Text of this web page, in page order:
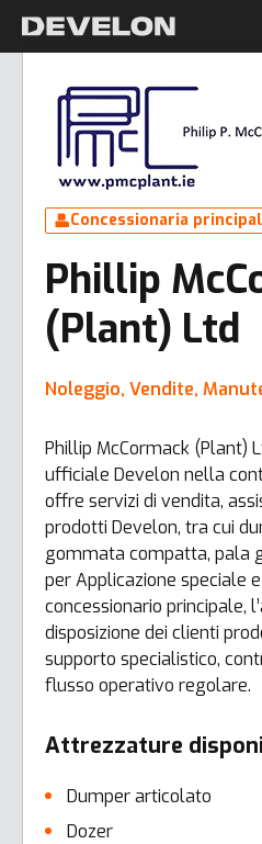
Concessionaria
Phillip
(Plant) Ltd
Noleggio, Vendite,
Phillip McCormack (Plant)
ufficiale Develon nella
offre servizi di vendita,
prodotti Develon, tra cui
gommata compatta, pala
per Applicazione speciale
concessionario principale,
disposizione dei clienti
supporto specialistico,
flusso operativo regolare.
Attrezzature
Dumper articolato
Dozer